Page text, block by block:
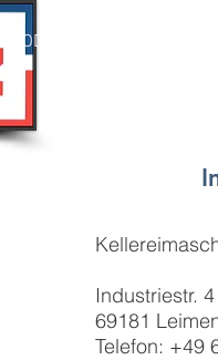
PRODUCTS
Industriestr. 4
69181
Telefon: +49